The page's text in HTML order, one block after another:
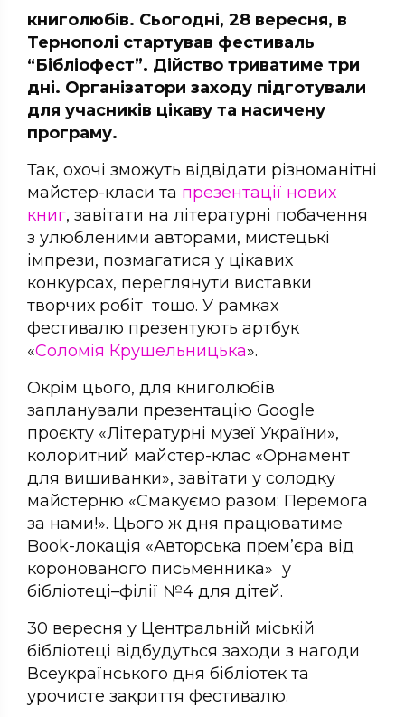
книголюбів. Сьогодні, 28 вересня, в
Тернополі стартував фестиваль
“Бібліофест”. Дійство триватиме три
дні. Організатори заходу підготували
для учасників цікаву та насичену
програму.
Так, охочі зможуть відвідати різноманітні
майстер-класи та презентації нових
книг, завітати на літературні побачення
з улюбленими авторами, мистецькі
імпрези, позмагатися у цікавих
конкурсах, переглянути виставки
творчих робіт тощо. У рамках
фестивалю презентують артбук
«Соломія Крушельницька».
Окрім цього, для книголюбів
запланували презентацію Google
проєкту «Літературні музеї України»,
колоритний майстер-клас «Орнамент
для вишиванки», завітати у солодку
майстерню «Смакуємо разом: Перемога
за нами!». Цього ж дня працюватиме
Book-локація «Авторська прем’єра від
коронованого письменника» у
бібліотеці–філії №4 для дітей.
30 вересня у Центральній міській
бібліотеці відбудуться заходи з нагоди
Всеукраїнського дня бібліотек та
урочисте закриття фестивалю.